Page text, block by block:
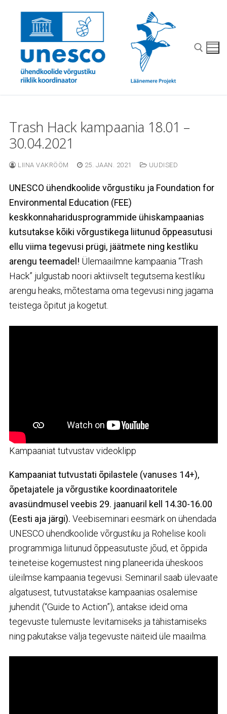
content
Trash Hack kampaania 18.01 –
30.04.2021
LIINA VAKRÖÖM 25. JAAN. 2021 UUDISED
UNESCO ühendkoolide võrgustiku ja Foundation for
Environmental Education (FEE)
keskkonnaharidusprogrammide ühiskampaanias
kutsutakse kõiki võrgustikega liitunud õppeasutusi
ellu viima tegevusi prügi, jäätmete ning kestliku
arengu teemadel! Ülemaailmne kampaania “Trash
Hack” julgustab noori aktiivselt tegutsema kestliku
arengu heaks, mõtestama oma tegevusi ning jagama
teistega õpitut ja kogetut.
Kampaaniat tutvustav videoklipp
Kampaaniat tutvustati õpilastele (vanuses 14+),
õpetajatele ja võrgustike koordinaatoritele
avasündmusel veebis 29. jaanuaril kell 14.30-16.00
(Eesti aja järgi). Veebiseminari eesmärk on ühendada
UNESCO ühendkoolide võrgustiku ja Rohelise kooli
programmiga liitunud õppeasutuste jõud, et õppida
teineteise kogemustest ning planeerida üheskoos
üleilmse kampaania tegevusi. Seminaril saab ülevaate
algatusest, tutvustatakse kampaanias osalemise
juhendit (“Guide to Action”), antakse ideid oma
tegevuste tulemuste levitamiseks ja tähistamiseks
ning pakutakse välja tegevuste näiteid üle maailma.